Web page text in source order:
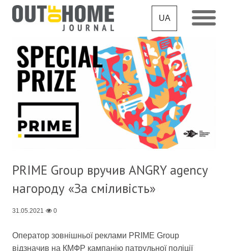
UA
PRIME Group вручив ANGRY agency
нагороду «За сміливість»
31.05.2021 0
Оператор зовнішньої реклами PRIME Group
відзначив на КМФР кампанію патрульної поліції